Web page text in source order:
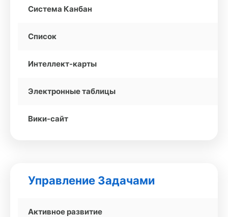
Система Канбан
Список
Интеллект-карты
Электронные таблицы
Вики-сайт
Управление Задачами
Активное развитие